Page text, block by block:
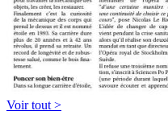
Voir tout >